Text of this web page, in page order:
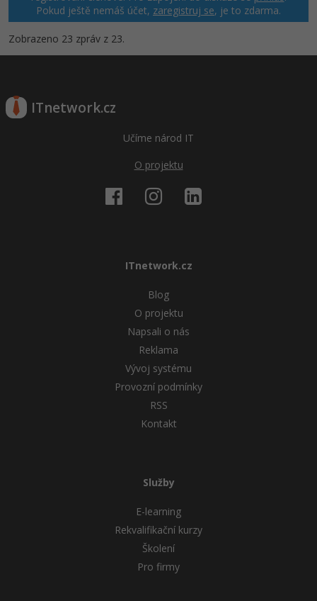
Pokud ještě nemáš účet, zaregistruj se, je to zdarma.
Zobrazeno 23 zpráv z 23.
ITnetwork.cz
Učíme národ IT
O projektu
ITnetwork.cz
Blog
O projektu
Napsali o nás
Reklama
Vývoj systému
Provozní podmínky
RSS
Kontakt
Služby
E-learning
Rekvalifikační kurzy
Školení
Pro firmy